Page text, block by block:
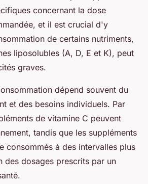
concernant la dose
et il est crucial d'y
de certains nutriments,
liposolubles (A, D, E et K), peut
graves.
dépend souvent du
et des besoins individuels. Par
de vitamine C peuvent
tandis que les suppléments
consommés à des intervalles plus
des dosages prescrits par un